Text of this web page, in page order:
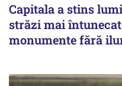
Capitala a stins
străzi mai
monumente fără